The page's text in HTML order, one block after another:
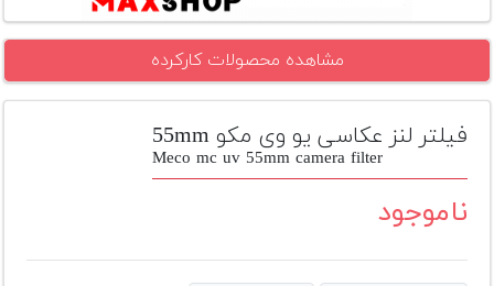
پلاس
افزودن
دست
دوم
مشاهده محصولات کارکرده
فیلتر لنز عکاسی یو وی مکو 55mm
Meco mc uv 55mm camera filter
ناموجود